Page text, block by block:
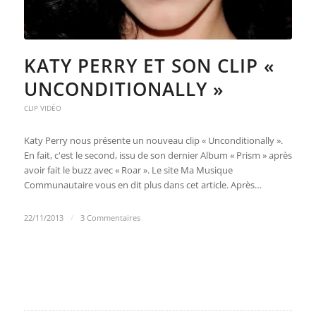
KATY PERRY ET SON CLIP «
UNCONDITIONALLY »
CLIP VIDÉO
Katy Perry nous présente un nouveau clip « Unconditionally ».
En fait, c'est le second, issu de son dernier Album « Prism » après
avoir fait le buzz avec « Roar ». Le site Ma Musique
Communautaire vous en dit plus dans cet article. Après…
22/11/2013 / 3 Commentaires